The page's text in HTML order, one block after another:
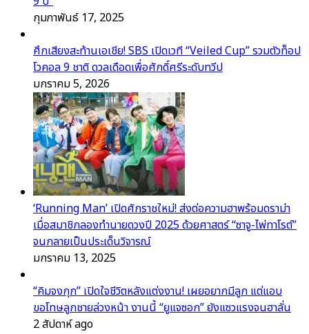
กุมภาพันธ์ 17, 2025
ศึกเสียงสะท้านเอเชีย! SBS เปิดเวที “Veiled Cup” รวมตัวท็อป
โวคอล 9 ชาติ ดวลเดือดเพื่อศักดิ์ศรีระดับทวีป
มกราคม 5, 2026
‘Running Man’ เปิดศักราชใหม่! ส่งต่อความฮาพร้อมดราม่า
เมื่อสมาชิกลองทำนายดวงปี 2025 ด้วยศาสตร์ “ซาจู-ไพ่ทาโรต์”
จนกลายเป็นประเด็นวิจารณ์
มกราคม 13, 2025
“คิมจงกุก” เปิดใจชีวิตหลังแต่งงาน! เผยอยากมีลูก แต่แอบ
ขอโทษลูกชายล่วงหน้า งานนี้ “ยูแจซอก” ยังแซวแรงจนฮาลั่น
2 สัปดาห์ ago